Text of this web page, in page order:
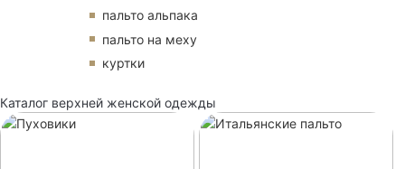
пальто альпака
пальто на меху
куртки
Каталог верхней женской одежды